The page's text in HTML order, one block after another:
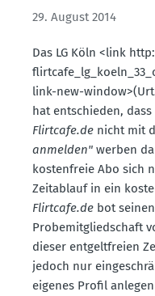
29. August 2014
Das LG Köln <link
link-new-window>(Urt.
hat entschieden,
Flirtcafe.​de nicht mit
anmelden" werben
kosten­freie Abo sich
Zeitablauf in ein
Flirtcafe.​de bot
Probe­mit­glied­schaft
dieser entgelt­freien
jedoch nur
eigenes Profil